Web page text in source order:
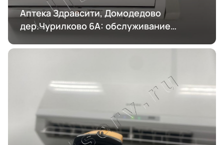
Аптека Здравсити, Домодедово
дер.Чурилково 6А: обслуживание